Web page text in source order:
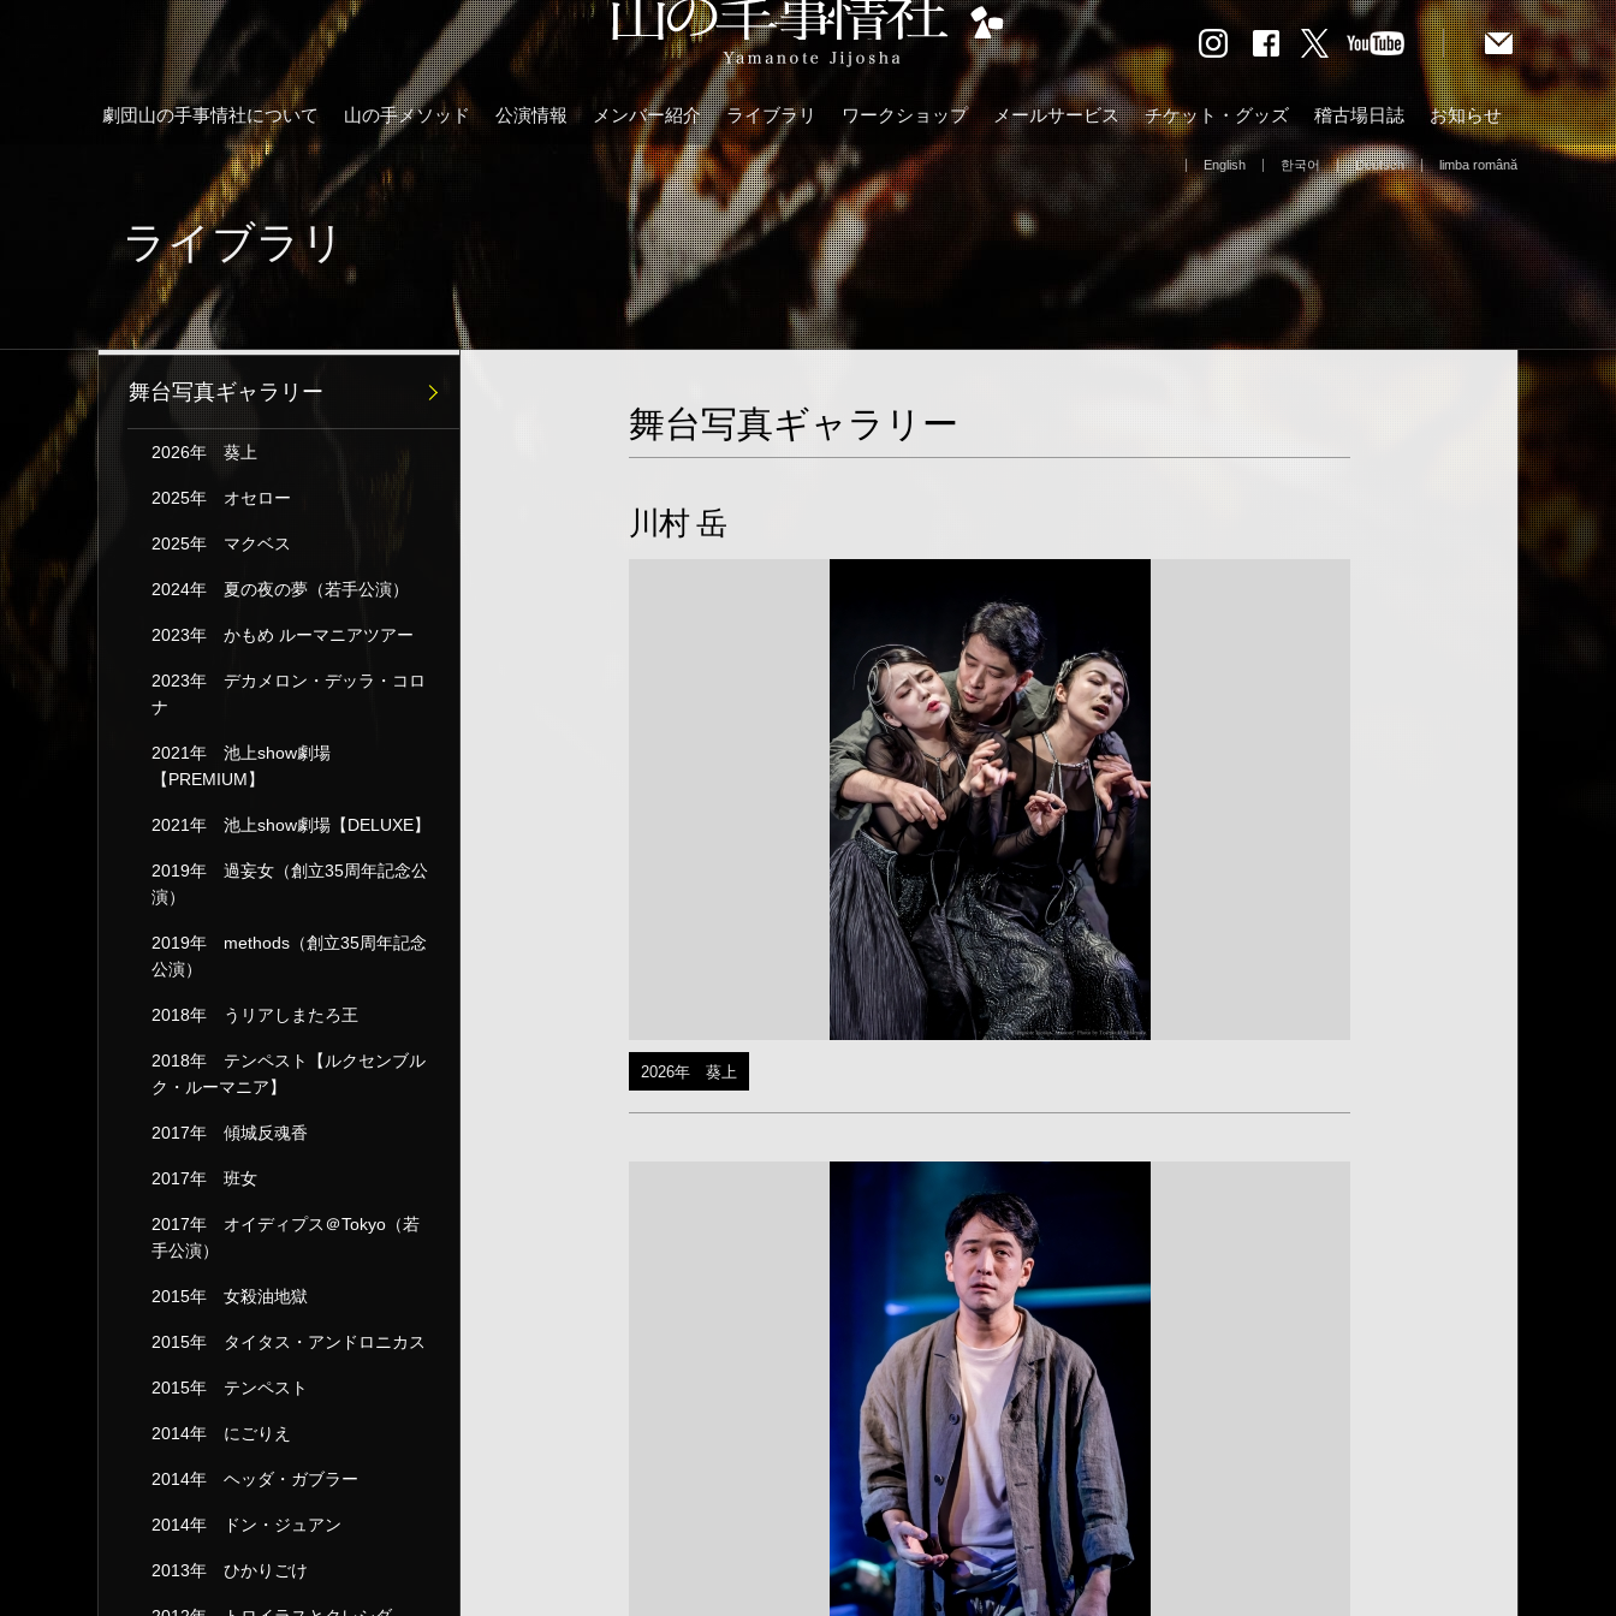
劇団山の手事情社について 山の手メソッド 公演情報 メンバー紹介 ライブラリ ワークショップ メールサービス チケット・グッズ 稽古場日誌 お知らせ
English 한국어 Deutsch limba română
ライブラリ
舞台写真ギャラリー
川村 岳
2026年 葵上
舞台写真ギャラリー
2026年 葵上
2025年 オセロー
2025年 マクベス
2024年 夏の夜の夢（若手公演）
2023年 かもめ ルーマニアツアー
2023年 デカメロン・デッラ・コロ
ナ
2021年 池上show劇場
【PREMIUM】
2021年 池上show劇場【DELUXE】
2019年 過妄女（創立35周年記念公
演）
2019年 methods（創立35周年記念
公演）
2018年 うリアしまたろ王
2018年 テンペスト【ルクセンブル
ク・ルーマニア】
2017年 傾城反魂香
2017年 班女
2017年 オイディプス＠Tokyo（若
手公演）
2015年 女殺油地獄
2015年 タイタス・アンドロニカス
2015年 テンペスト
2014年 にごりえ
2014年 ヘッダ・ガブラー
2014年 ドン・ジュアン
2013年 ひかりごけ